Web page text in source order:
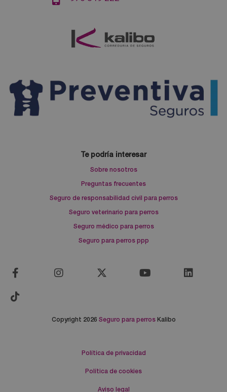
Te podría interesar
Sobre nosotros
Preguntas frecuentes
Seguro de responsabilidad civil para perros
Seguro veterinario para perros
Seguro médico para perros
Seguro para perros ppp
Copyright 2026 Seguro para perrosKalibo
Política de privacidad
Política de cookies
Aviso legal